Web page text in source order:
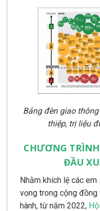
Bảng đèn giao
thiệp, trị liệu
CHƯƠNG
ĐẦU
Nhằm khích lệ các
vọng trong cộng đồng
hành, từ năm 2022,